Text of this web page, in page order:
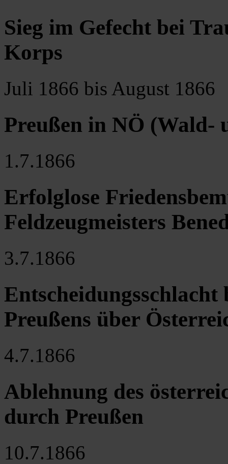
Sieg im Gefecht bei
Korps
Juli 1866 bis August 1866
Preußen in NÖ (Wald-
1.7.1866
Erfolglose
Feldzeugmeisters
3.7.1866
Preußens über
4.7.1866
Ablehnung des
durch Preußen
10.7.1866